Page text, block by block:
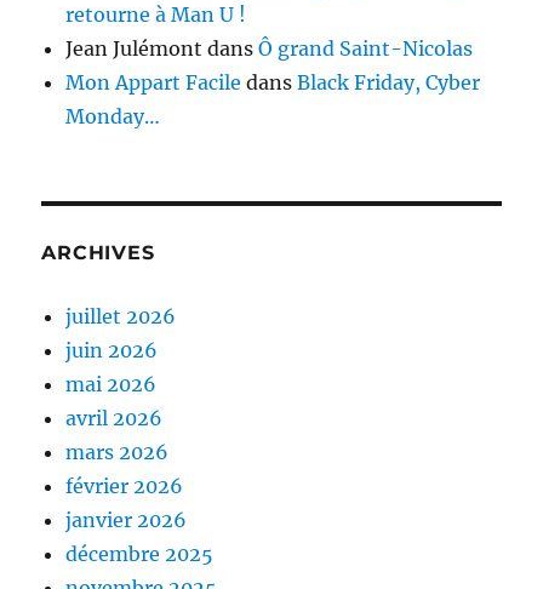
retourne à Man U !
Jean Julémont dansÔ grand Saint-Nicolas
Mon Appart Facile dansBlack Friday, Cyber
Monday…
ARCHIVES
juillet 2026
juin 2026
mai 2026
avril 2026
mars 2026
février 2026
janvier 2026
décembre 2025